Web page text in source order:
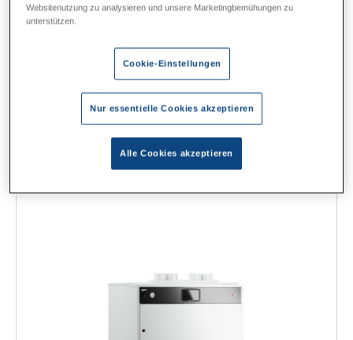
Flexible Heizwasserschläuche zur Verbindung der mobilen
Heizzentrale mit der Gebäudeheizungsanlage.
Websitenutzung zu analysieren und unsere Marketingbemühungen zu
unterstützen.
Cookie-Einstellungen
Nur essentielle Cookies akzeptieren
Alle Cookies akzeptieren